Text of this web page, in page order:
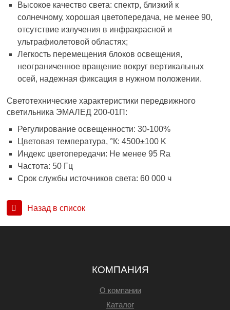
Высокое качество света: спектр, близкий к
солнечному, хорошая цветопередача, не менее 90,
отсутствие излучения в инфракрасной и
ультрафиолетовой областях;
Легкость перемещения блоков освещения,
неограниченное вращение вокруг вертикальных
осей, надежная фиксация в нужном положении.
Светотехнические характеристики передвижного
светильника ЭМАЛЕД 200-01П:
Регулирование освещенности: 30-100%
Цветовая температура, °К: 4500±100 K
Индекс цветопередачи: Не менее 95 Ra
Частота: 50 Гц
Срок службы источников света: 60 000 ч
Назад в список
КОМПАНИЯ
О компании
Каталог